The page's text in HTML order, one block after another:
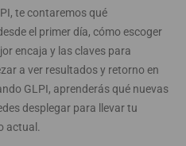
te contaremos qué
el primer día, cómo escoger
encaja y las claves para
a ver resultados y retorno en
GLPI, aprenderás qué nuevas
desplegar para llevar tu
actual.